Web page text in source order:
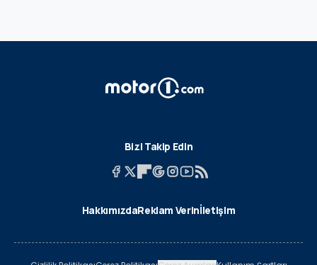
Bizi Takip Edin
HakkımızdaReklam Verinİletişim